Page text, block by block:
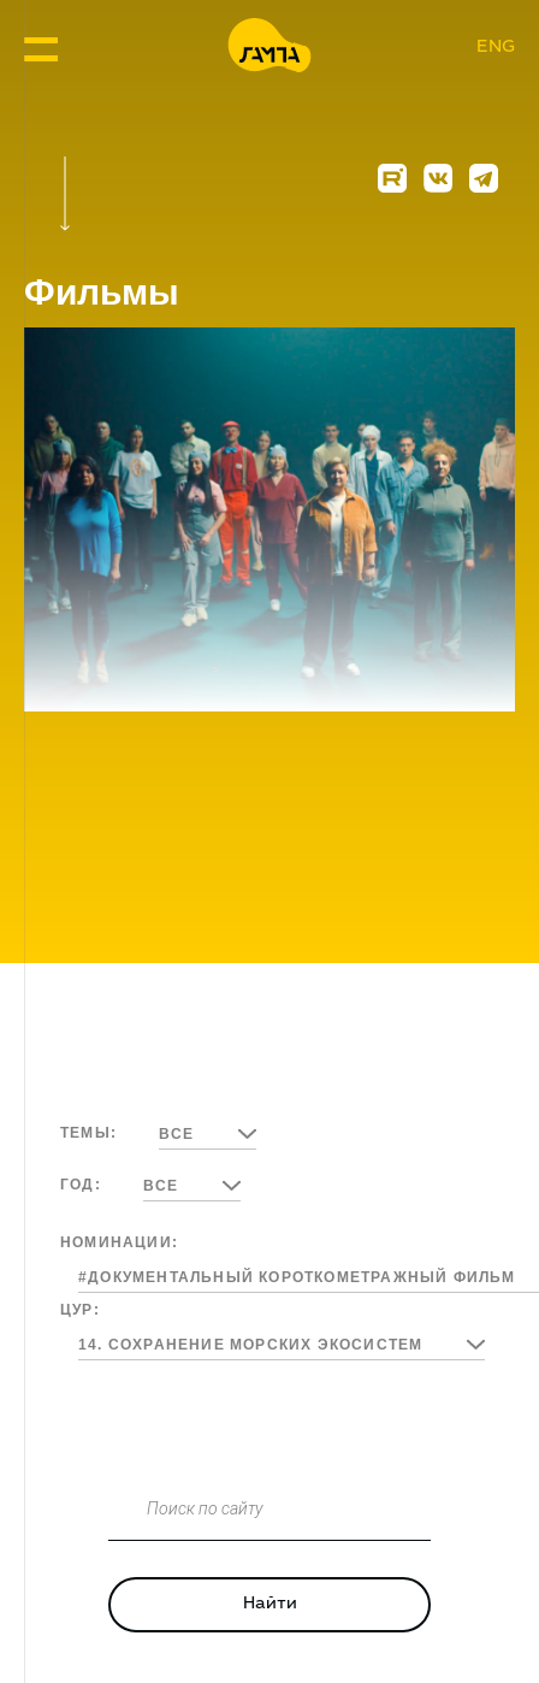
ENG
Фильмы
найти своё место в жизни, иметь силы
ТЕМЫ: ВСЕ
ГОД: ВСЕ
НОМИНАЦИИ:
#ДОКУМЕНТАЛЬНЫЙ КОРОТКОМЕТРАЖНЫЙ ФИЛЬМ
ЦУР:
14. СОХРАНЕНИЕ МОРСКИХ ЭКОСИСТЕМ
Поиск по сайту
Найти